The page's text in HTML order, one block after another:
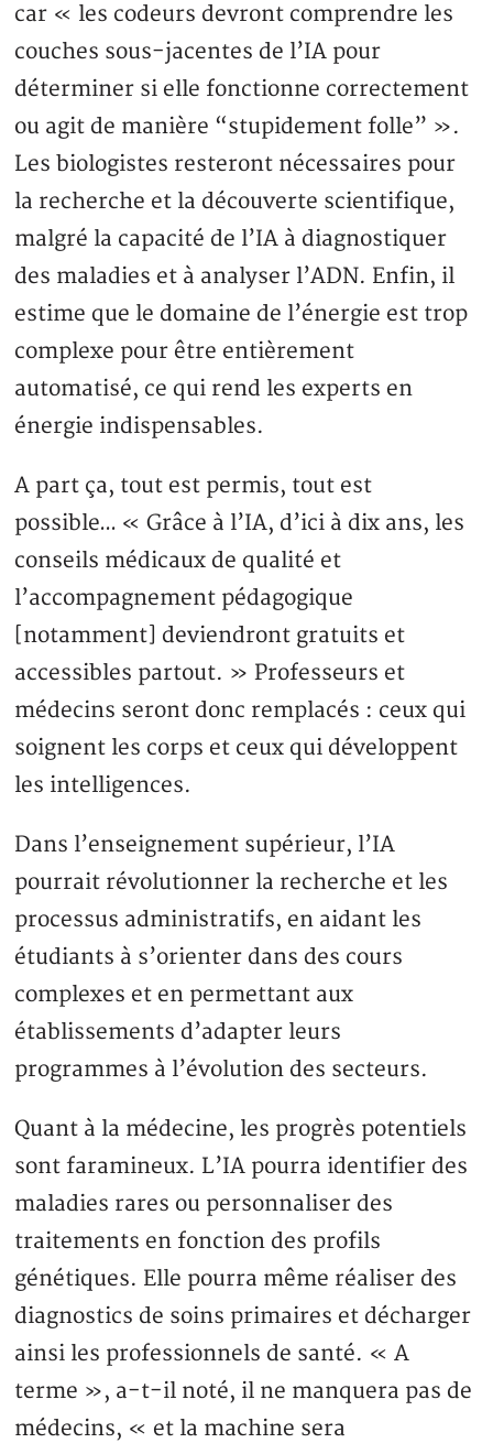
car « les codeurs devront comprendre les
couches sous-jacentes de l’IA pour
déterminer si elle fonctionne correctement
ou agit de manière “stupidement folle” ».
Les biologistes resteront nécessaires pour
la recherche et la découverte scientifique,
malgré la capacité de l’IA à diagnostiquer
des maladies et à analyser l’ADN. Enfin, il
estime que le domaine de l’énergie est trop
complexe pour être entièrement
automatisé, ce qui rend les experts en
énergie indispensables.
A part ça, tout est permis, tout est
possible… « Grâce à l’IA, d’ici à dix ans, les
conseils médicaux de qualité et
l’accompagnement pédagogique
[notamment] deviendront gratuits et
accessibles partout. » Professeurs et
médecins seront donc remplacés : ceux qui
soignent les corps et ceux qui développent
les intelligences.
Dans l’enseignement supérieur, l’IA
pourrait révolutionner la recherche et les
processus administratifs, en aidant les
étudiants à s’orienter dans des cours
complexes et en permettant aux
établissements d’adapter leurs
programmes à l’évolution des secteurs.
Quant à la médecine, les progrès potentiels
sont faramineux. L’IA pourra identifier des
maladies rares ou personnaliser des
traitements en fonction des profils
génétiques. Elle pourra même réaliser des
diagnostics de soins primaires et décharger
ainsi les professionnels de santé. « A
terme », a-t-il noté, il ne manquera pas de
médecins, « et la machine sera